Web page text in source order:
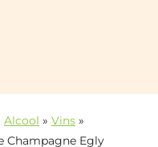
Alcool » Vins »
Champagne Egly